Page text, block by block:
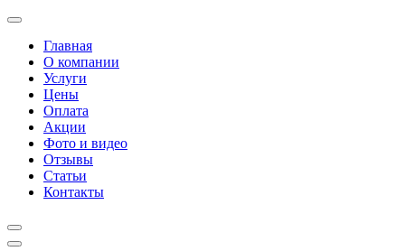
Перейти
содержимому
(нажмите
Enter)
Главная
О компании
Услуги
Цены
Оплата
Акции
Фото и видео
Отзывы
Статьи
Контакты